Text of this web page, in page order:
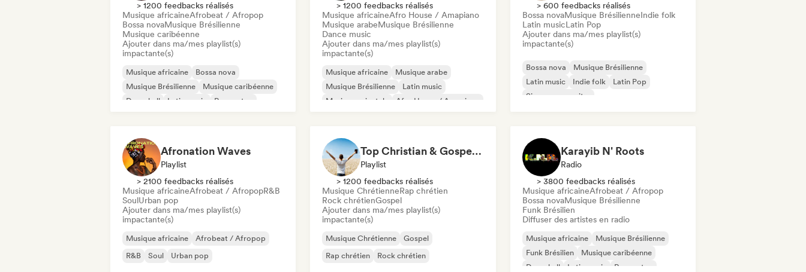
> 1200 feedbacks réalisés
Musique africaineAfrobeat / Afropop
Bossa novaMusique Brésilienne
Musique caribéenne
Ajouter dans ma/mes playlist(s)
impactante(s)
Musique africaine
Bossa nova
Musique Brésilienne
Musique caribéenne
Dancehall
Latin music
Reggaeton
> 1200 feedbacks réalisés
Musique africaineAfro House / Amapiano
Musique arabeMusique Brésilienne
Dance music
Ajouter dans ma/mes playlist(s)
impactante(s)
Musique africaine
Musique arabe
Musique Brésilienne
Latin music
Musique orientale
Afro House / Amapiano
> 600 feedbacks réalisés
Bossa novaMusique BrésilienneIndie folk
Latin musicLatin Pop
Ajouter dans ma/mes playlist(s)
impactante(s)
Bossa nova
Musique Brésilienne
Latin music
Indie folk
Latin Pop
Singer-songwriter
Afronation Waves
Playlist
> 2100 feedbacks réalisés
Musique africaineAfrobeat / AfropopR&B
SoulUrban pop
Ajouter dans ma/mes playlist(s)
impactante(s)
Musique africaine
Afrobeat / Afropop
R&B
Soul Urban pop
Top Christian & Gospel for the Soul
Playlist
> 1200 feedbacks réalisés
Musique ChrétienneRap chrétien
Rock chrétienGospel
Ajouter dans ma/mes playlist(s)
impactante(s)
Musique Chrétienne
Gospel
Rap chrétien
Rock chrétien
Karayib N' Roots
Radio
> 3800 feedbacks réalisés
Musique africaineAfrobeat / Afropop
Bossa novaMusique Brésilienne
Funk Brésilien
Diffuser des artistes en radio
Musique africaine
Musique Brésilienne
Funk Brésilien
Musique caribéenne
Dancehall
Latin music
Reggaeton